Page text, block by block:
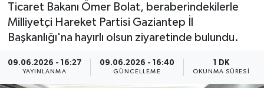
Ticaret Bakanı Ömer Bolat, beraberindekilerle
Milliyetçi Hareket Partisi Gaziantep İl
Başkanlığı'na hayırlı olsun ziyaretinde bulundu.
09.06.2026 - 16:27
YAYINLANMA
09.06.2026 - 16:40
GÜNCELLEME
1 DK
OKUNMA SÜRESI
Advertising news
ÇEVRE
Haber Arşivi